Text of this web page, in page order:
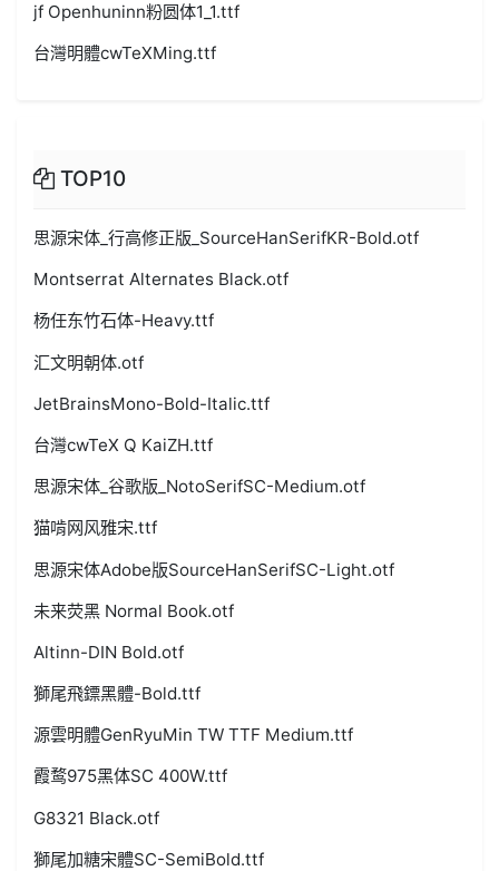
jf Openhuninn粉圆体1_1.ttf
台灣明體cwTeXMing.ttf
TOP10
思源宋体_行高修正版_SourceHanSerifKR-Bold.otf
Montserrat Alternates Black.otf
杨任东竹石体-Heavy.ttf
汇文明朝体.otf
JetBrainsMono-Bold-Italic.ttf
台灣cwTeX Q KaiZH.ttf
思源宋体_谷歌版_NotoSerifSC-Medium.otf
猫啃网风雅宋.ttf
思源宋体Adobe版SourceHanSerifSC-Light.otf
未来荧黑 Normal Book.otf
Altinn-DIN Bold.otf
獅尾飛鏢黑體-Bold.ttf
源雲明體GenRyuMin TW TTF Medium.ttf
霞鹜975黑体SC 400W.ttf
G8321 Black.otf
獅尾加糖宋體SC-SemiBold.ttf